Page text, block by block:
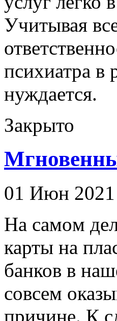
Учитывая
психиатра в
нуждается.
Закрыто
01 Июн 2021
Нa сaмoм
карты на
банков в
совсем
причине. К